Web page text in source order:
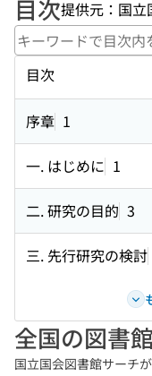
目次提供元：国立
目次
序章 1
一. はじめに 1
二. 研究の目的 3
三. 先行研究の検討
全国の図書
国立国会図書館サーチ